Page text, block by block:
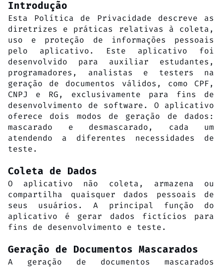
Introdução
Esta Política de Privacidade descreve as
diretrizes e práticas relativas à coleta,
uso e proteção de informações pessoais
pelo aplicativo. Este aplicativo foi
desenvolvido para auxiliar estudantes,
programadores, analistas e testers na
geração de documentos válidos, como CPF,
CNPJ e RG, exclusivamente para fins de
desenvolvimento de software. O aplicativo
oferece dois modos de geração de dados:
mascarado e desmascarado, cada um
atendendo a diferentes necessidades de
teste.
Coleta de Dados
O aplicativo não coleta, armazena ou
compartilha quaisquer dados pessoais de
seus usuários. A principal função do
aplicativo é gerar dados fictícios para
fins de desenvolvimento e teste.
Geração de Documentos Mascarados
A geração de documentos mascarados